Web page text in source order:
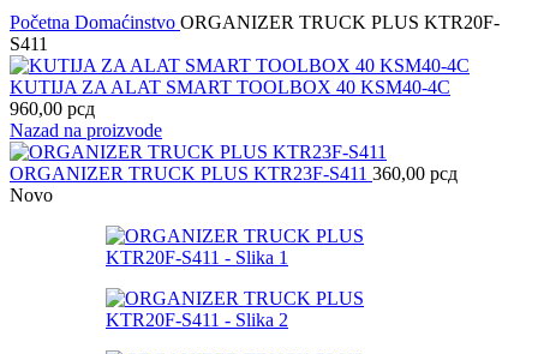
Početna Domaćinstvo ORGANIZER TRUCK PLUS KTR20F-
S411
KUTIJA ZA ALAT SMART TOOLBOX 40 KSM40-4C
960,00 рсд
Nazad na proizvode
ORGANIZER TRUCK PLUS KTR23F-S411 360,00 рсд
Novo